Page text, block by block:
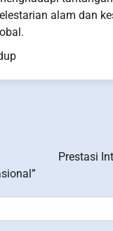
alam dan
Prestasi